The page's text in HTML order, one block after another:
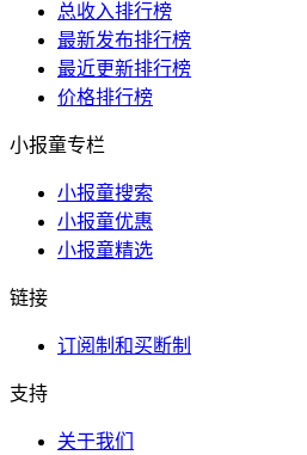
总收入排行榜
最新发布排行榜
最近更新排行榜
价格排行榜
小报童专栏
小报童搜索
小报童优惠
小报童精选
链接
订阅制和买断制
支持
关于我们